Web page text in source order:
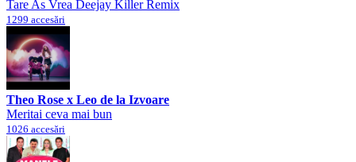
Tare As Vrea Deejay Killer Remix
1299 accesări
Theo Rose x Leo de la Izvoare
Meritai ceva mai bun
1026 accesări